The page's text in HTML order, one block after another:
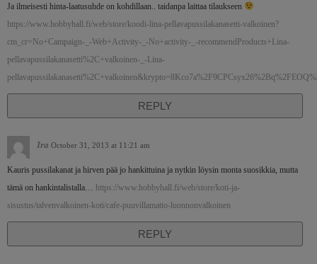
Ja ilmeisesti hinta-laatusuhde on kohdillaan.. taidanpa laittaa tilaukseen
https://www.hobbyhall.fi/web/store/koodi-lina-pellavapussilakanasetti-valkoinen?
cm_cr=No+Campaign-_-Web+Activity-_-No+activity-_-recommendProducts+Lina-
pellavapussilakanasetti%2C+valkoinen-_-Lina-
REPLY
Ira October 31, 2013 at 11:21 am
Kauris pussilakanat ja hirven pää jo hankittuina ja nytkin löysin monta suosikkia, mutta
tämä on hankintalistalla… https://www.hobbyhall.fi/web/store/koti-ja-
sisustus/talvenvalkoinen-koti/cafe-puuvillamatto-luonnonvalkoinen
REPLY